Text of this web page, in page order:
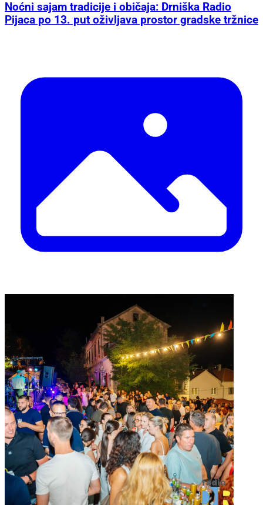
Noćni sajam tradicije i običaja: Drniška Radio
Pijaca po 13. put oživljava prostor gradske tržnice